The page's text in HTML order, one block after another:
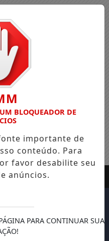
BLOQUEADOR DE
importante de
conteúdo. Para
favor desabilite seu
anúncios.
PARA CONTINUAR SUA